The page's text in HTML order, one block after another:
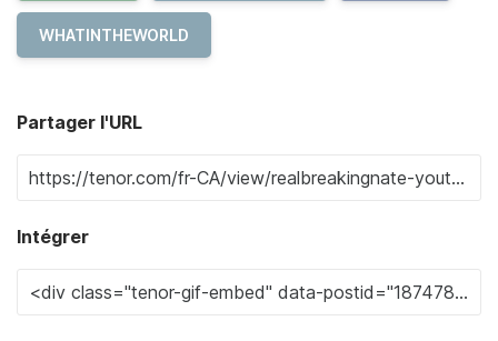
WHATINTHEWORLD
Partager l'URL
Intégrer